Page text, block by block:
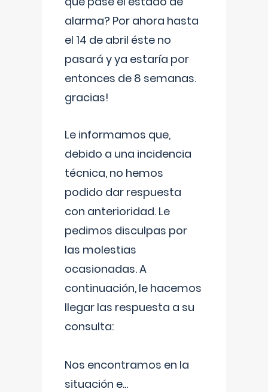
alarma? Por ahora hasta
el 14 de abril éste no
pasará y ya estaría por
entonces de 8 semanas.
gracias!
Le informamos que,
debido a una incidencia
técnica, no hemos
podido dar respuesta
con anterioridad. Le
pedimos disculpas por
las molestias
ocasionadas. A
continuación, le hacemos
llegar las respuesta a su
consulta:
Nos encontramos en la
situación e...